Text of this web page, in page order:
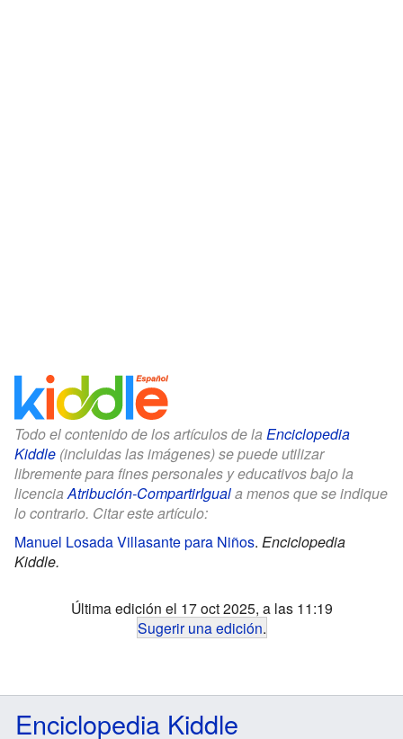
Todo el contenido de los artículos de la Enciclopedia
Kiddle (incluidas las imágenes) se puede utilizar
libremente para fines personales y educativos bajo la
licenciaAtribución-CompartirIguala menos que se indique
lo contrario. Citar este artículo:
Manuel Losada Villasante para Niños. Enciclopedia
Kiddle.
Última edición el 17 oct 2025, a las 11:19
Sugerir una edición.
Enciclopedia Kiddle